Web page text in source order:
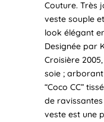
Couture. Très
veste souple
look élégant
Designée par
Croisière
soie ;
“Coco CC”
de
veste est une